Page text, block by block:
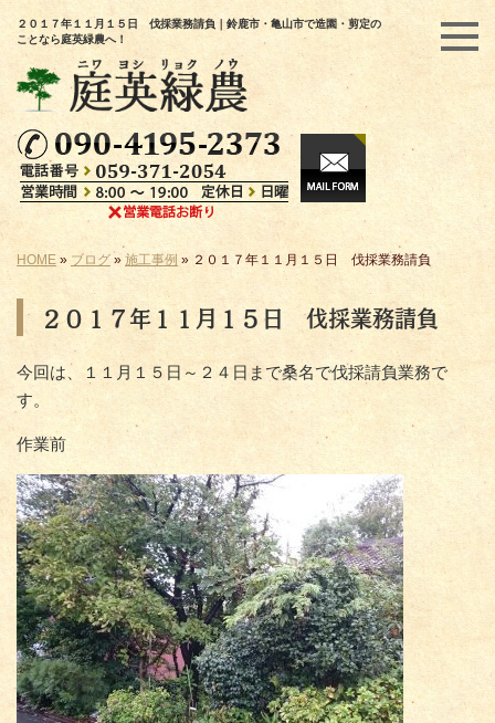
２０１７年１１月１５日 伐採業務請負｜鈴鹿市・亀山市で造園・剪定の
ことなら庭英緑農へ！
HOME » ブログ » 施工事例 » ２０１７年１１月１５日 伐採業務請負
２０１７年１１月１５日 伐採業務請負
今回は、１１月１５日～２４日まで桑名で伐採請負業務で
す。
作業前